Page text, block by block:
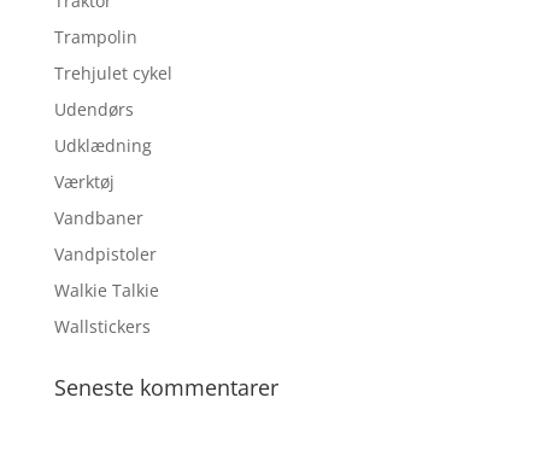
Trampolin
Trehjulet cykel
Udendørs
Udklædning
Værktøj
Vandbaner
Vandpistoler
Walkie Talkie
Wallstickers
Seneste kommentarer